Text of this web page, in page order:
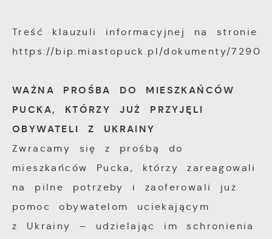
Treść klauzuli informacyjnej na stronie
https://bip.miastopuck.pl/dokumenty/7290
WAŻNA PROŚBA DO MIESZKAŃCÓW
PUCKA, KTÓRZY JUŻ PRZYJĘLI
OBYWATELI Z UKRAINY
Zwracamy się z prośbą do
mieszkańców Pucka, którzy zareagowali
na pilne potrzeby i zaoferowali już
pomoc obywatelom uciekającym
z Ukrainy – udzielając im schronienia